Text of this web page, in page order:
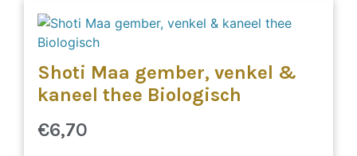
Shoti Maa gember, venkel &
kaneel thee Biologisch
€6,70